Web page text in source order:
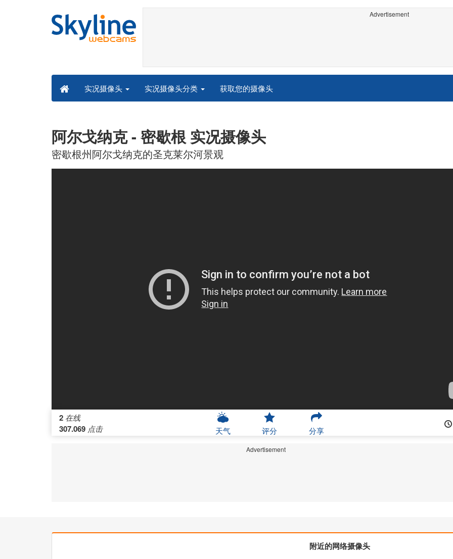
Advertisement
实况摄像头 实况摄像头分类 获取您的摄像头
阿尔戈纳克 - 密歇根 实况摄像头
密歇根州阿尔戈纳克的圣克莱尔河景观
2 在线
307.069 点击 天气 评分 分享
Advertisement
附近的网络摄像头